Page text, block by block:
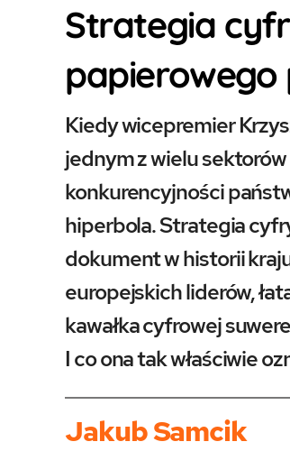
Strategia
papierowego
Kiedy wicepremier
jednym z wielu
konkurencyjności
hiperbola. Strategia
dokument w historii
europejskich liderów,
kawałka cyfrowej
I co ona tak właściwie
Jakub Samcik